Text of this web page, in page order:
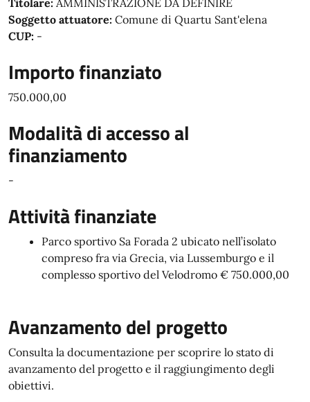
Titolare: AMMINISTRAZIONE DA DEFINIRE
Soggetto attuatore: Comune di Quartu Sant'elena
CUP: -
Importo finanziato
750.000,00
Modalità di accesso al
finanziamento
-
Attività finanziate
Parco sportivo Sa Forada 2 ubicato nell’isolato
compreso fra via Grecia, via Lussemburgo e il
complesso sportivo del Velodromo € 750.000,00
Avanzamento del progetto
Consulta la documentazione per scoprire lo stato di
avanzamento del progetto e il raggiungimento degli
obiettivi.